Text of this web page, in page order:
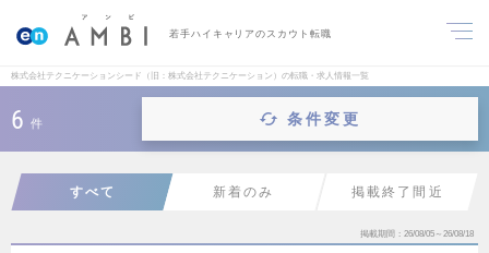
若手ハイキャリアのスカウト転職
株式会社テクニケーションシード（旧：株式会社テクニケーション）の転職・求人情報一覧
6 件 条件変更
すべて 新着のみ 掲載終了間近
掲載期間 26/08/05～26/08/18